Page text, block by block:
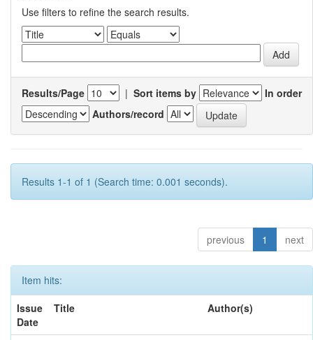
Use filters to refine the search results.
Results/Page | Sort items by
In order
Authors/record
Results 1-1 of 1 (Search time: 0.001 seconds).
previous 1 next
Item hits:
Issue
Date
Title Author(s)